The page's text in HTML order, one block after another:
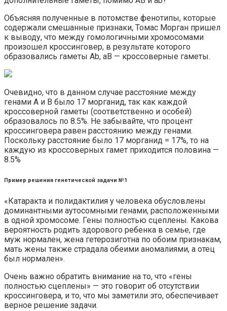
Объясняя полученные в потомстве фенотипы, которые
содержали смешанные признаки, Томас Морган пришел
к выводу, что между гомологичными хромосомами
произошел кроссинговер, в результате которого
образовались гаметы Ab, aB — кроссоверные гаметы.
Очевидно, что в данном случае расстояние между
генами A и B было 17 морганид, так как каждой
кроссоверной гаметы (соответственно и особей)
образовалось по 8.5%. Не забывайте, что процент
кроссинговера равен расстоянию между генами.
Поскольку расстояние было 17 морганид = 17%, то на
каждую из кроссоверных гамет приходится половина —
8.5%
Пример решения генетической задачи №1
«Катаракта и полидактилия у человека обусловлены
доминантными аутосомными генами, расположенными
в одной хромосоме. Гены полностью сцеплены. Какова
вероятность родить здорового ребенка в семье, где
муж нормален, жена гетерозиготна по обоим признакам,
мать жены также страдала обеими аномалиями, а отец
был нормален».
Очень важно обратить внимание на то, что «гены
полностью сцеплены» — это говорит об отсутствии
кроссинговера, и то, что мы заметили это, обеспечивает
верное решение задачи.